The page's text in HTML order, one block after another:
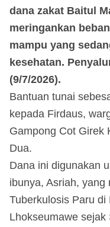
dana zakat Baitul
meringankan
mampu yang
kesehatan.
(9/7/2026).
Bantuan tunai
kepada Firdaus,
Gampong Cot Girek
Dua.
Dana ini digunakan
ibunya, Asriah,
Tuberkulosis Paru di
Lhokseumawe sejak